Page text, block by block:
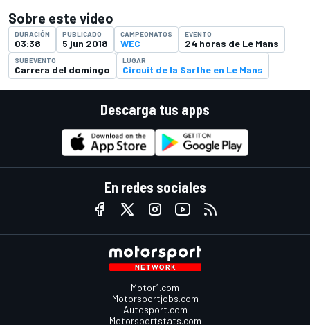
Sobre este video
DURACIÓN
03:38
PUBLICADO
5 jun 2018
CAMPEONATOS
WEC
EVENTO
24 horas de Le Mans
SUBEVENTO
Carrera del domingo
LUGAR
Circuit de la Sarthe en Le Mans
Descarga tus apps
En redes sociales
Motor1.com
Motorsportjobs.com
Autosport.com
Motorsportstats.com